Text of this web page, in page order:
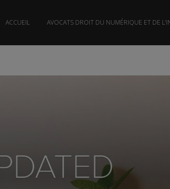
ACCUEIL AVOCATS DROIT DU NUMÉRIQUE ET DE